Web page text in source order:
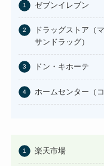
あわせて読みたい
ゼブンイレブン
ドラッグストア（
サンドラッグ）
ドン・キホーテ
ホームセンター（コ
楽天市場